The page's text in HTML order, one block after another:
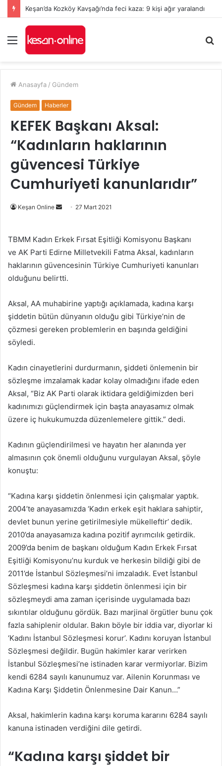
Keşan’da Kozköy Kavşağı’nda feci kaza: 9 kişi ağır yaralandı
Menü
...
Anasayfa / Gündem
Gündem Haberler
KEFEK Başkanı Aksal:
“Kadınların haklarının
güvencesi Türkiye
Cumhuriyeti kanunlarıdır”
Keşan Online
Bir
göndermek
27 Mart 2021
TBMM Kadın Erkek Fırsat Eşitliği Komisyonu Başkanı
ve AK Parti Edirne Milletvekili Fatma Aksal, kadınların
haklarının güvencesinin Türkiye Cumhuriyeti kanunları
olduğunu belirtti.
Aksal, AA muhabirine yaptığı açıklamada, kadına karşı
şiddetin bütün dünyanın olduğu gibi Türkiye’nin de
çözmesi gereken problemlerin en başında geldiğini
söyledi.
Kadın cinayetlerini durdurmanın, şiddeti önlemenin bir
sözleşme imzalamak kadar kolay olmadığını ifade eden
Aksal, “Biz AK Parti olarak iktidara geldiğimizden beri
kadınımızı güçlendirmek için başta anayasamız olmak
üzere iç hukukumuzda düzenlemelere gittik.” dedi.
Kadının güçlendirilmesi ve hayatın her alanında yer
almasının çok önemli olduğunu vurgulayan Aksal, şöyle
konuştu:
“Kadına karşı şiddetin önlenmesi için çalışmalar yaptık.
2004’te anayasamızda ‘Kadın erkek eşit haklara sahiptir,
devlet bunun yerine getirilmesiyle mükelleftir’ dedik.
2010’da anayasamıza kadına pozitif ayrımcılık getirdik.
2009’da benim de başkanı olduğum Kadın Erkek Fırsat
Eşitliği Komisyonu’nu kurduk ve herkesin bildiği gibi de
2011’de İstanbul Sözleşmesi’ni imzaladık. Evet İstanbul
Sözleşmesi kadına karşı şiddetin önlenmesi için bir
sözleşmeydi ama zaman içerisinde uygulamada bazı
sıkıntılar olduğunu gördük. Bazı marjinal örgütler bunu çok
fazla sahiplenir oldular. Bakın böyle bir iddia var, diyorlar ki
‘Kadını İstanbul Sözleşmesi korur’. Kadını koruyan İstanbul
Sözleşmesi değildir. Bugün hakimler karar verirken
İstanbul Sözleşmesi’ne istinaden karar vermiyorlar. Bizim
kendi 6284 sayılı kanunumuz var. Ailenin Korunması ve
Kadına Karşı Şiddetin Önlenmesine Dair Kanun…”
Aksal, hakimlerin kadına karşı koruma kararını 6284 sayılı
kanuna istinaden verdiğini dile getirdi.
“Kadına karşı şiddet bir